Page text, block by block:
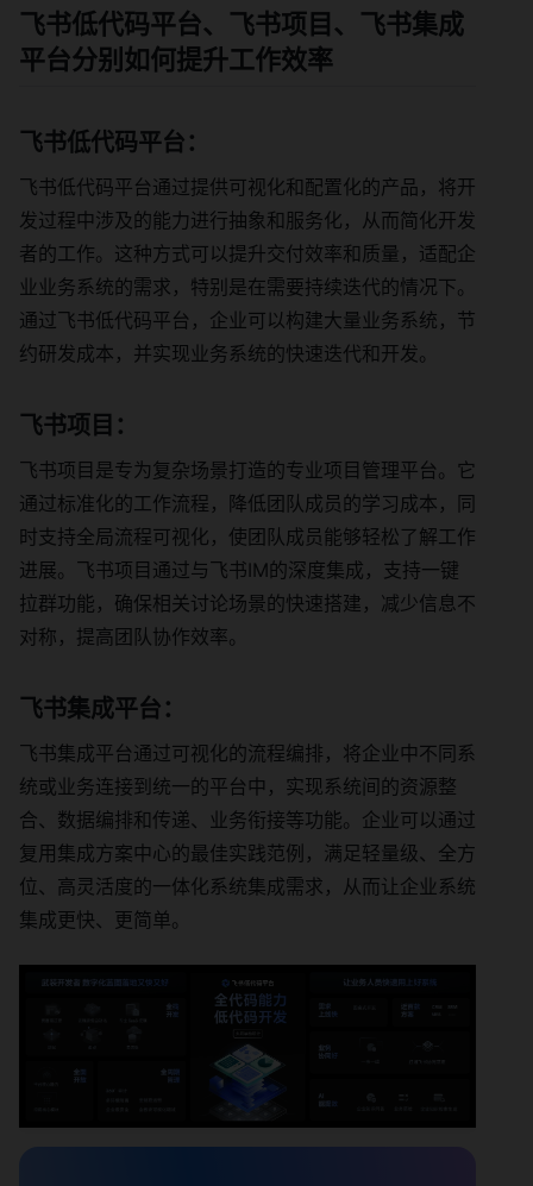
飞书低代码平台、飞书项目、飞书集成
平台分别如何提升工作效率
飞书低代码平台：
飞书低代码平台通过提供可视化和配置化的产品，将开
发过程中涉及的能力进行抽象和服务化，从而简化开发
者的工作。这种方式可以提升交付效率和质量，适配企
业业务系统的需求，特别是在需要持续迭代的情况下。
通过飞书低代码平台，企业可以构建大量业务系统，节
约研发成本，并实现业务系统的快速迭代和开发。
飞书项目：
飞书项目是专为复杂场景打造的专业项目管理平台。它
通过标准化的工作流程，降低团队成员的学习成本，同
时支持全局流程可视化，使团队成员能够轻松了解工作
进展。飞书项目通过与飞书IM的深度集成，支持一键
拉群功能，确保相关讨论场景的快速搭建，减少信息不
对称，提高团队协作效率。
飞书集成平台：
飞书集成平台通过可视化的流程编排，将企业中不同系
统或业务连接到统一的平台中，实现系统间的资源整
合、数据编排和传递、业务衔接等功能。企业可以通过
复用集成方案中心的最佳实践范例，满足轻量级、全方
位、高灵活度的一体化系统集成需求，从而让企业系统
集成更快、更简单。